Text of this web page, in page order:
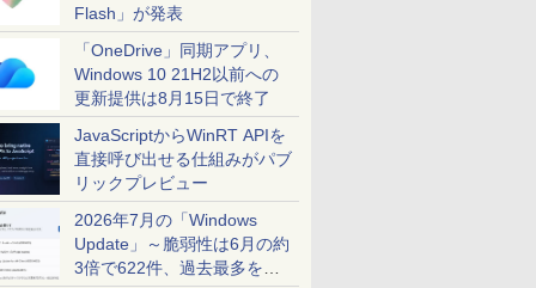
Flash」が発表
「OneDrive」同期アプリ、
Windows 10 21H2以前への
更新提供は8月15日で終了
JavaScriptからWinRT APIを
直接呼び出せる仕組みがパブ
リックプレビュー
2026年7月の「Windows
Update」～脆弱性は6月の約
3倍で622件、過去最多を大